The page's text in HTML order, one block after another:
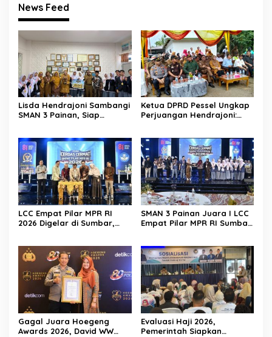
News Feed
Lisda Hendrajoni Sambangi
SMAN 3 Painan, Siap
Ketua DPRD Pessel Ungkap
Perjuangan Hendrajoni:
LCC Empat Pilar MPR RI
2026 Digelar di Sumbar,
Generasi Muda
SMAN 3 Painan Juara I LCC
Empat Pilar MPR RI Sumbar,
Gagal Juara Hoegeng
Awards 2026, David WW
Evaluasi Haji 2026,
Pemerintah Siapkan